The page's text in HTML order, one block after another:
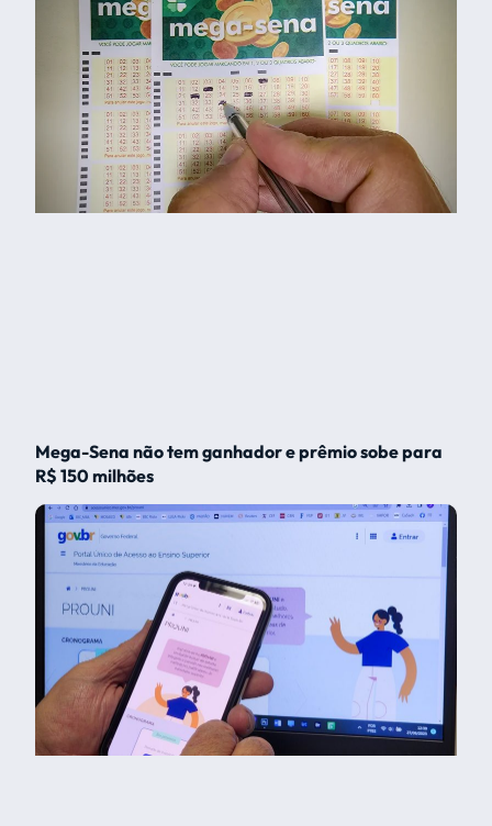
Mega-Sena não tem ganhador e prêmio sobe para
R$ 150 milhões